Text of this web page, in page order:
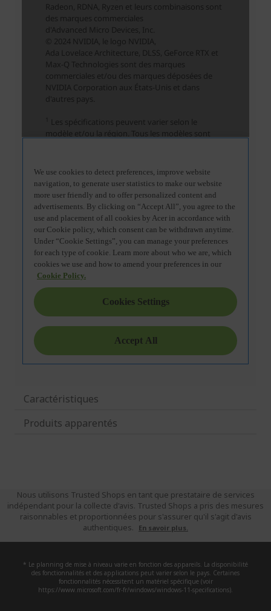
Caractéristiques
Produits apparentés
Nous utilisons Trusted Shops en tant que prestataire de services
indépendant pour la collecte d'avis. Trusted Shops a pris des mesures
raisonnables et proportionnées pour s'assurer qu'il s'agit d'avis
authentiques.
En savoir plus.
* Le planning de mise à niveau varie en fonction des appareils. La disponibilité
des fonctionnalités et des applications peut varier selon le pays. Certaines
fonctionnalités nécessitent un matériel spécifique (voir
https://www.microsoft.com/fr-fr/windows/windows-11-specifications).